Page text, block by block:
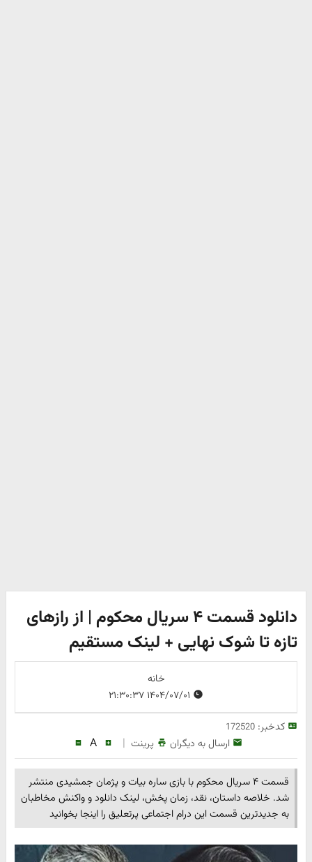
دانلود قسمت ۴ سریال محکوم | از رازهای
تازه تا شوک نهایی + لینک مستقیم
خانه
کدخبر:172520
ارسال به دیگران پرینت |
A
قسمت ۴ سریال محکوم با بازی ساره بیات و پژمان جمشیدی منتشر
شد. خلاصه داستان، نقد، زمان پخش، لینک دانلود و واکنش مخاطبان
به جدیدترین قسمت این درام اجتماعی پرتعلیق را اینجا بخوانید